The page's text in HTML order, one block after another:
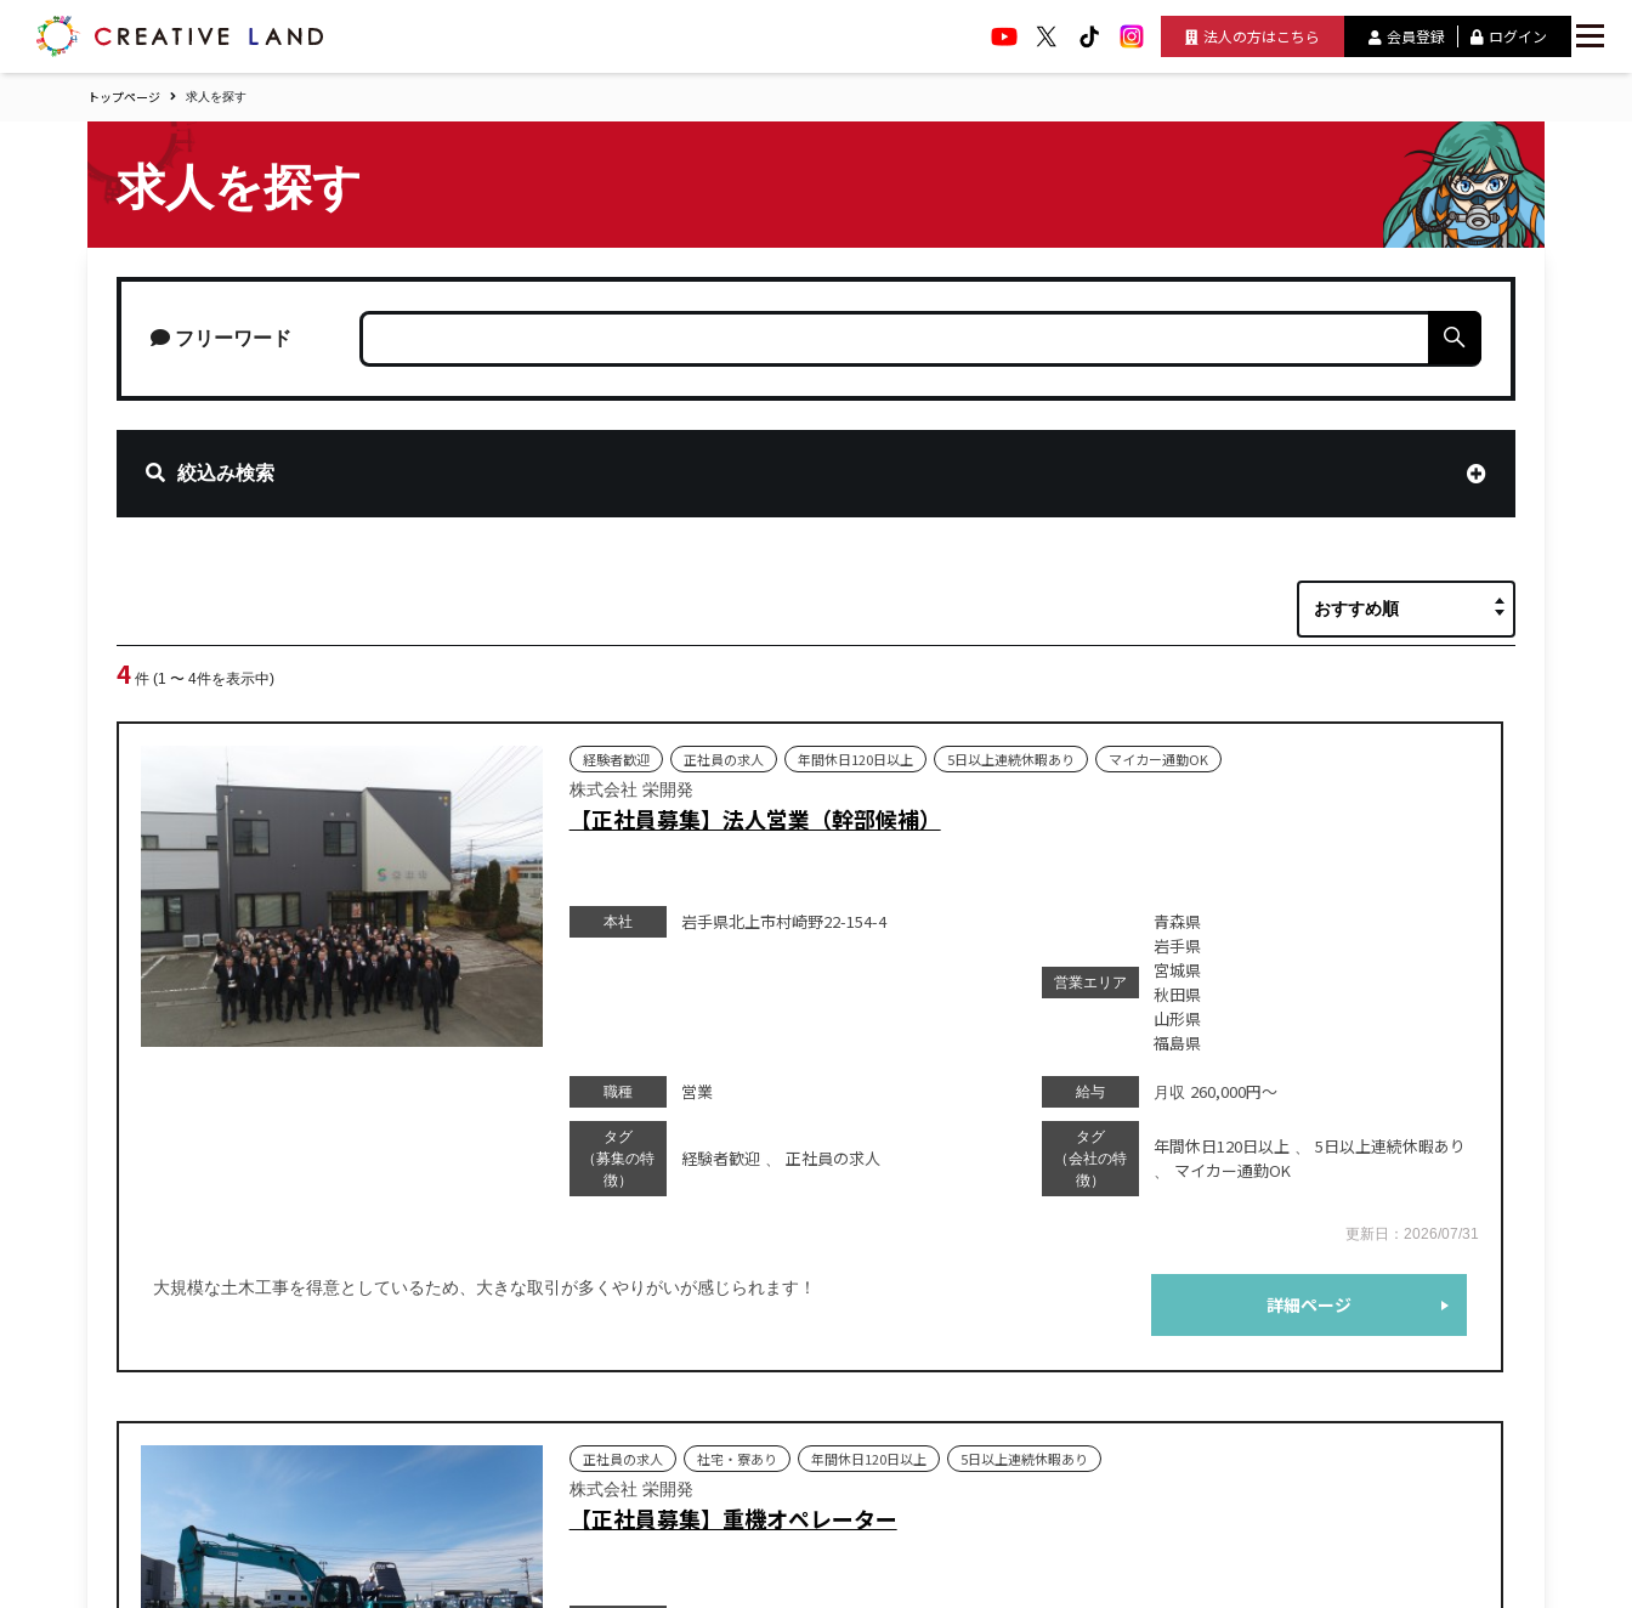
ク
リ
エ
法人の方はこちら 会員登録 ログイン
トップページ 求人を探す
求人を探す
フリーワード
絞込み検索
4 件 (1 〜 4件を表示中)
経験者歓迎 正社員の求人 年間休日120日以上 5日以上連続休暇あり
マイカー通勤OK
株式会社 栄開発
【正社員募集】法人営業（幹部候補）
本社 岩手県北上市村崎野22-154-4
営業エリア
青森県
岩手県
宮城県
秋田県
山形県
福島県
職種 営業 給与 月収 260,000円～
タグ
（募集の特
徴）
経験者歓迎 、 正社員の求人
タグ
（会社の特
徴）
年間休日120日以上 、5日以上連続休暇あり
、 マイカー通勤OK
更新日：2026/07/31
大規模な土木工事を得意としているため、大きな取引が多くやりがいが感じられます！
詳細ページ
正社員の求人 社宅・寮あり 年間休日120日以上
5日以上連続休暇あり
株式会社 栄開発
【正社員募集】重機オペレーター